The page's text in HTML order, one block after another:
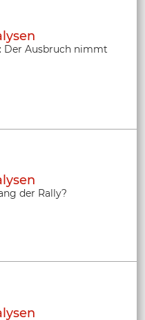
Der Ausbruch nimmt
der Rally?